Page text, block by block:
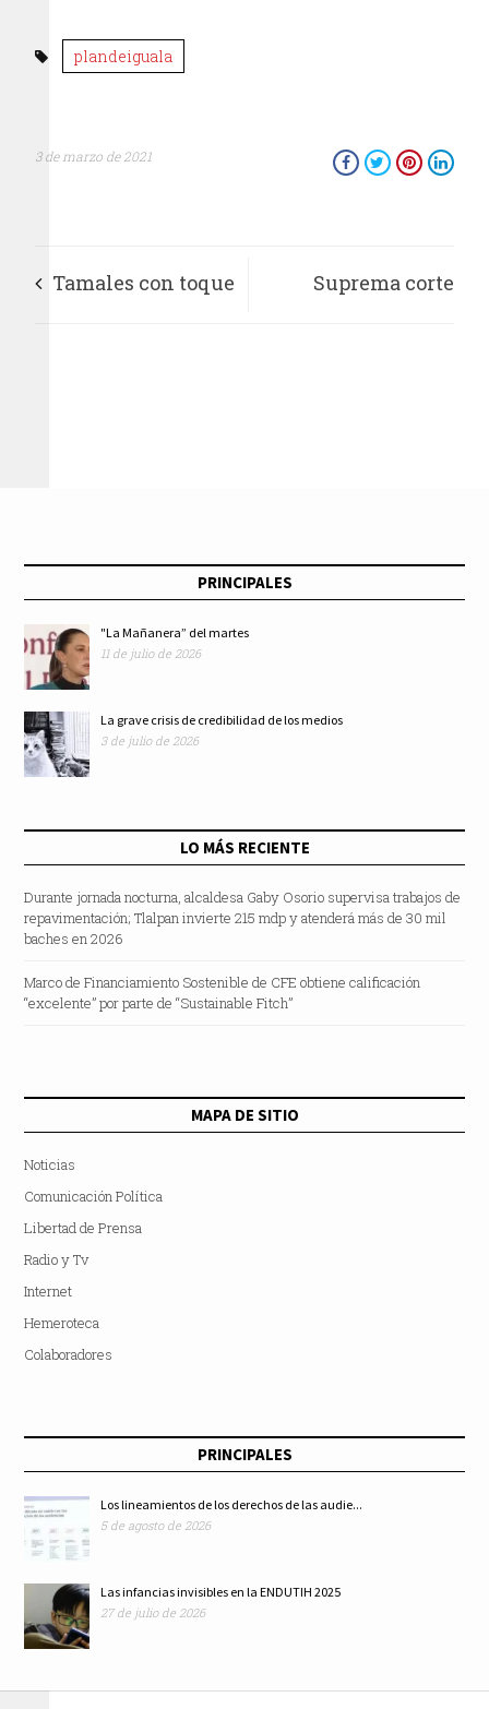
plandeiguala
3 de marzo de 2021
Tamales con toque Suprema corte
PRINCIPALES
"La Mañanera” del martes
11 de julio de 2026
La grave crisis de credibilidad de los medios
3 de julio de 2026
LO MÁS RECIENTE
Durante jornada nocturna, alcaldesa Gaby Osorio supervisa trabajos de
repavimentación; Tlalpan invierte 215 mdp y atenderá más de 30 mil
baches en 2026
Marco de Financiamiento Sostenible de CFE obtiene calificación
“excelente” por parte de “Sustainable Fitch”
MAPA DE SITIO
Noticias
Comunicación Política
Libertad de Prensa
Radio y Tv
Internet
Hemeroteca
Colaboradores
PRINCIPALES
Los lineamientos de los derechos de las audie...
5 de agosto de 2026
Las infancias invisibles en la ENDUTIH 2025
27 de julio de 2026